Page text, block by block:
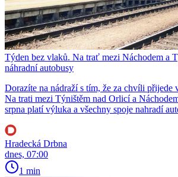
Týden bez vlaků. Na trať mezi Náchodem a
náhradní autobusy
Dorazíte na nádraží s tím, že za chvíli přijede
Na trati mezi Týništěm nad Orlicí a
srpna platí výluka a všechny spoje nahradí
Hradecká Drbna
dnes, 07:00
1 min